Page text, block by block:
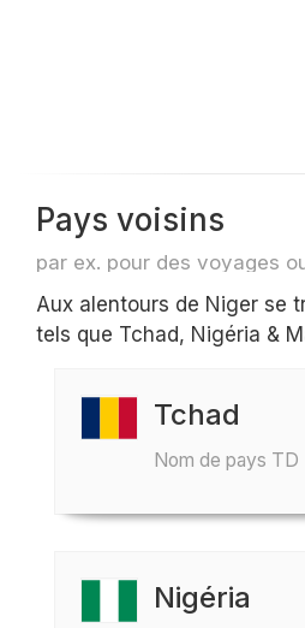
Pays voisins
par ex. pour des voyages
Aux alentours de Niger se
tels que Tchad, Nigéria &
Tchad
Nom de pays TD
Nigéria